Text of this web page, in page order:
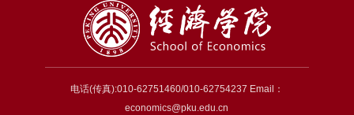
电话(传真):010-62751460/010-62754237 Email：
economics@pku.edu.cn